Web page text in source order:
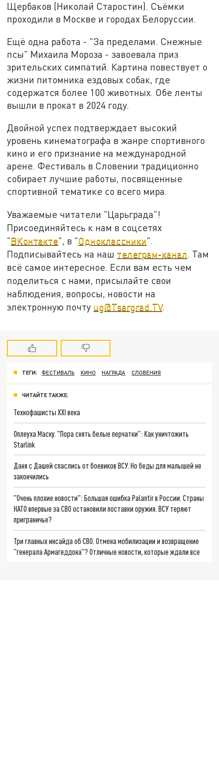
Щербаков (Николай Старостин). Съёмки
проходили в Москве и городах Белоруссии.
Ещё одна работа - "За пределами. Снежные
псы" Михаила Мороза - завоевала приз
зрительских симпатий. Картина повествует о
жизни питомника ездовых собак, где
содержатся более 100 животных. Обе ленты
вышли в прокат в 2024 году.
Двойной успех подтверждает высокий
уровень кинематографа в жанре спортивного
кино и его признание на международной
арене. Фестиваль в Словении традиционно
собирает лучшие работы, посвященные
спортивной тематике со всего мира.
Уважаемые читатели "Царьграда"!
Присоединяйтесь к нам в соцсетях
"ВКонтакте", в "Одноклассники".
Подписывайтесь на наш телеграм-канал . Там
всё самое интересное. Если вам есть чем
поделиться с нами, присылайте свои
наблюдения, вопросы, новости на
электронную почту ug@Tsargrad.TV.
ТЕГИ: ФЕСТИВАЛЬ КИНО НАГРАДА СЛОВЕНИЯ
ЧИТАЙТЕ ТАКЖЕ:
Технофашисты XXI века
Оплеуха Маску. "Пора снять белые перчатки": Как уничтожить
Starlink
Даня с Дашей спаслись от боевиков ВСУ. Но беды для малышей не
закончились
"Очень плохие новости": Большая ошибка Palantir в России. Страны
НАТО впервые за СВО остановили поставки оружия. ВСУ теряют
приграничье?
Три главных инсайда об СВО. Отмена мобилизации и возвращение
"генерала Армагеддона"? Отличные новости, которые ждали все